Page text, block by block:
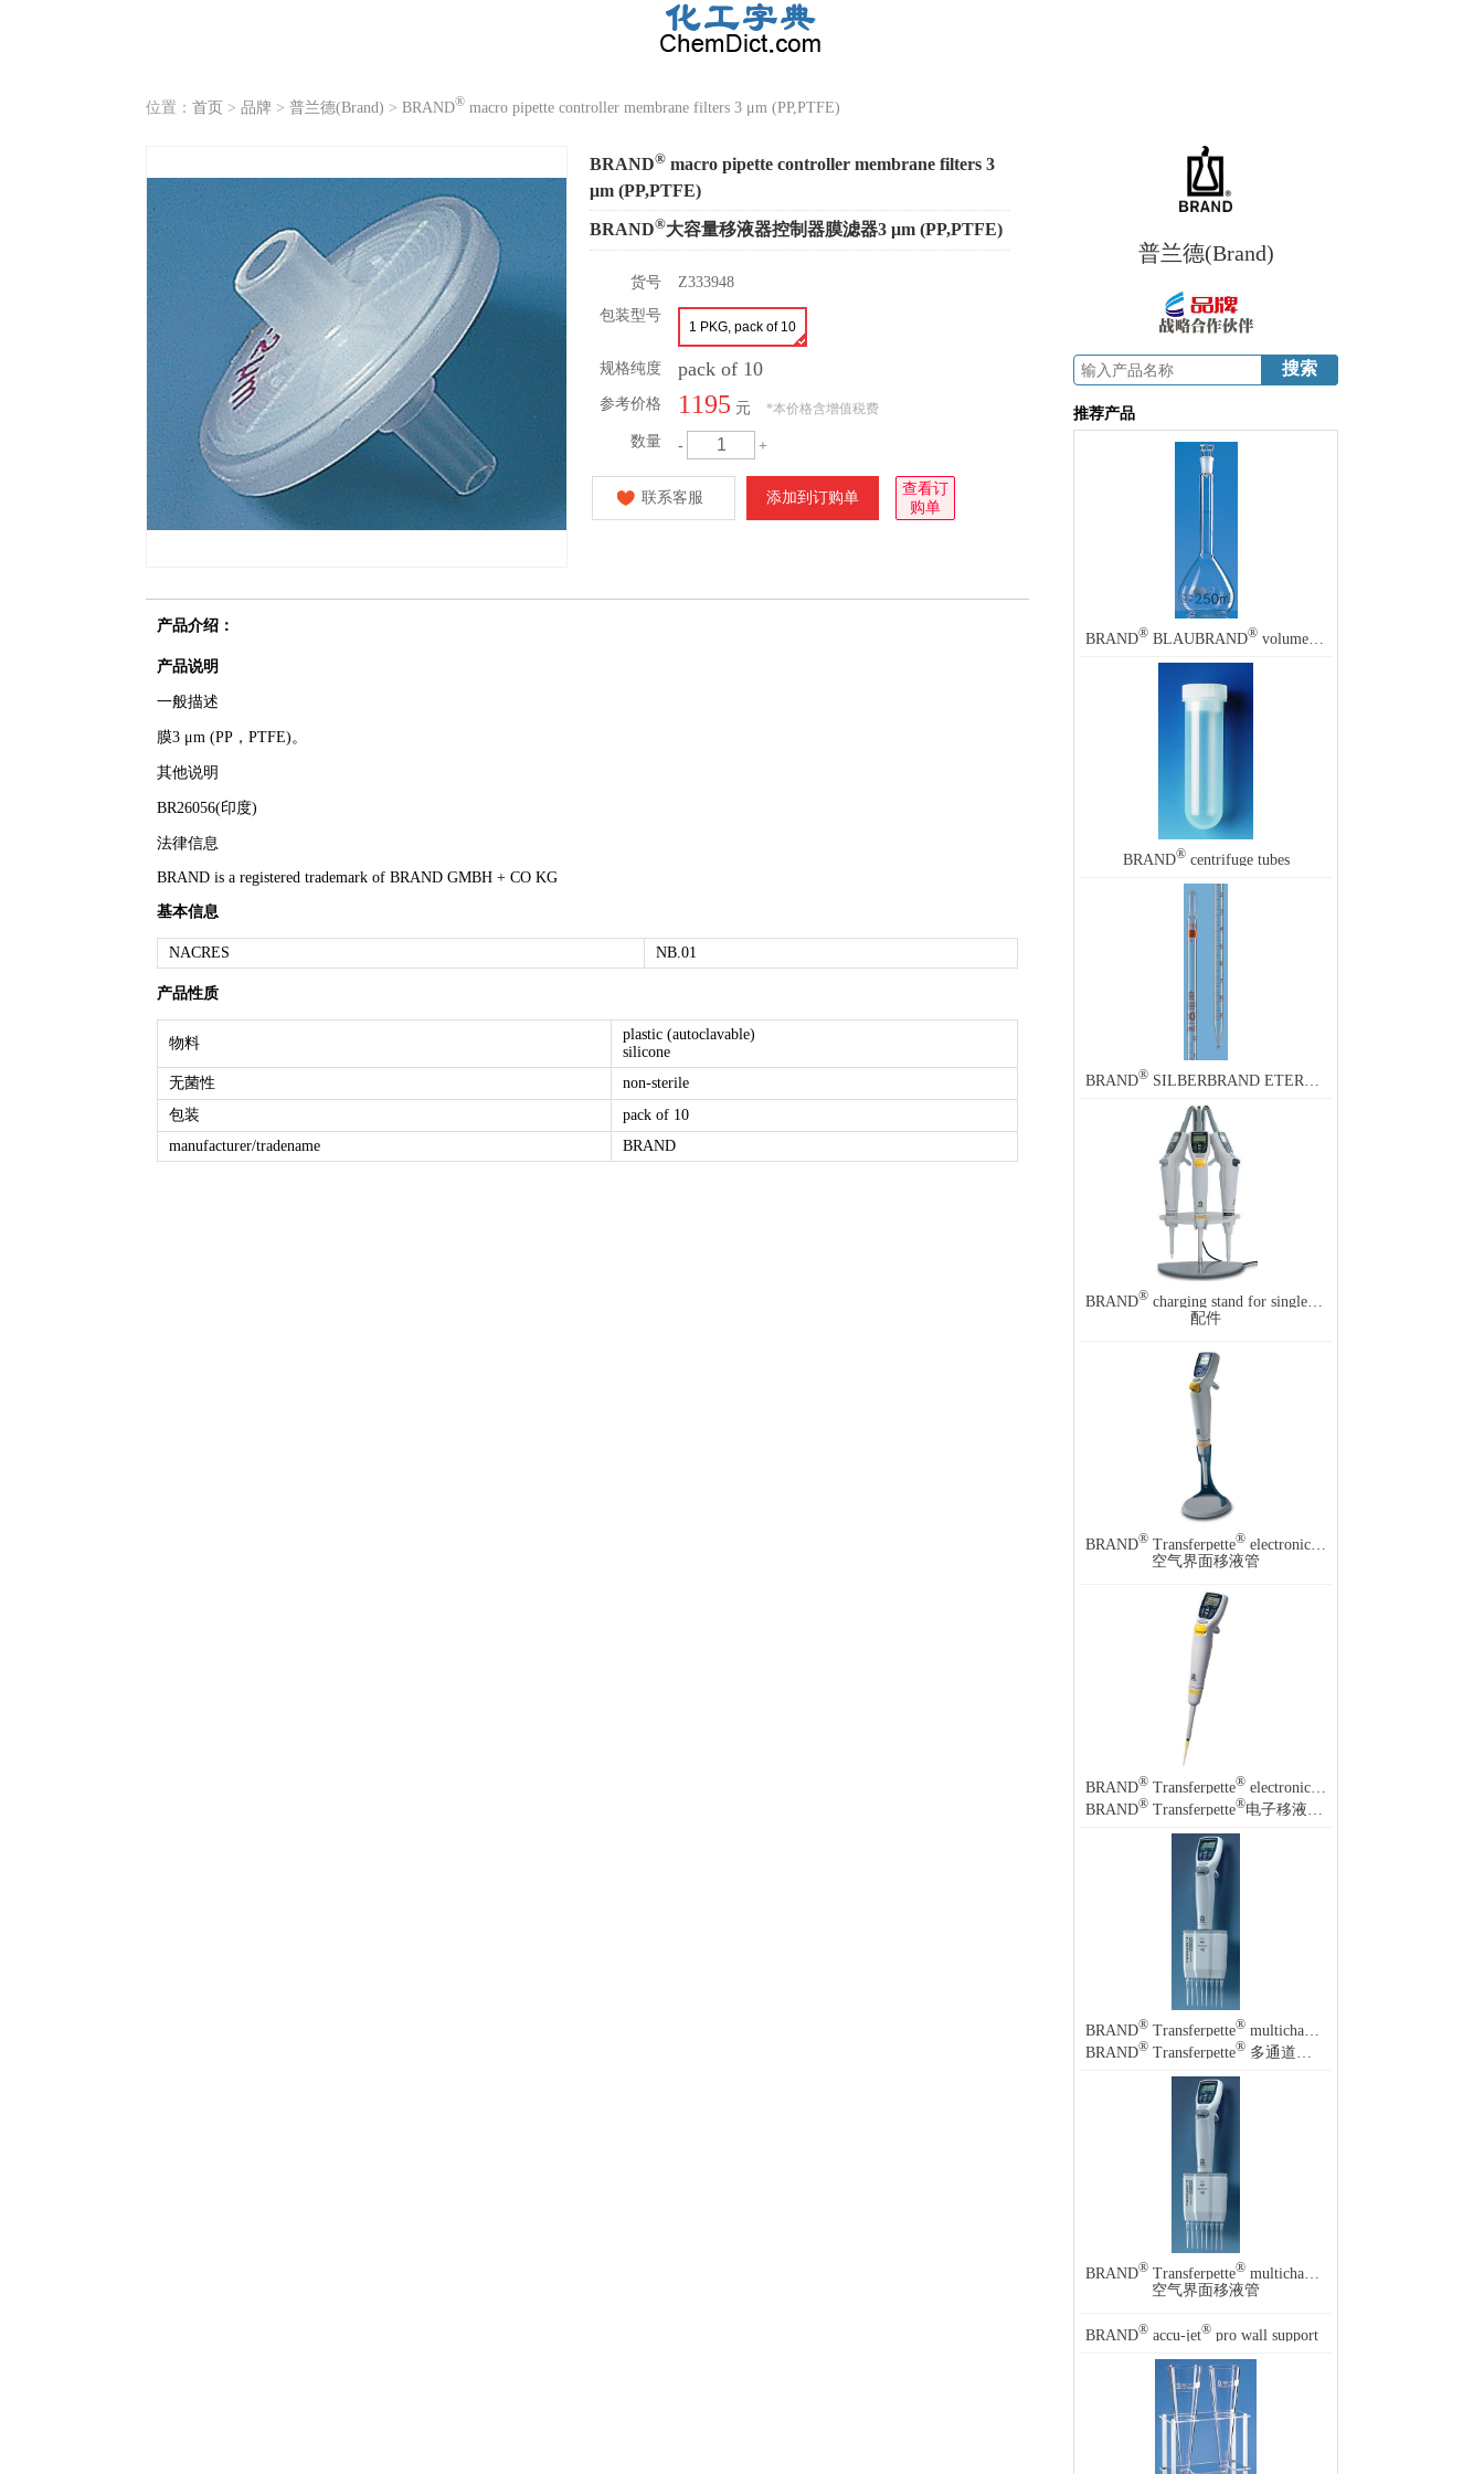
位置： 首页 > 品牌 > 普兰德(Brand) > BRAND® macro pipette controller membrane filters 3 μm (PP,PTFE)
BRAND® macro pipette controller membrane filters 3
μm (PP,PTFE)
BRAND®大容量移液器控制器膜滤器3 μm (PP,PTFE)
货号
Z333948
包装型号
1 PKG, pack of 10
规格纯度 pack of 10
参考价格 1195 元 *本价格含增值税费
数量 - +
联系客服 添加到订购单
查看订
购单
产品介绍：
产品说明
一般描述
膜3 μm (PP，PTFE)。
其他说明
BR26056(印度)
法律信息
BRAND is a registered trademark of BRAND GMBH + CO KG
基本信息
NACRES NB.01
产品性质
物料
plastic (autoclavable)
silicone
无菌性
non-sterile
包装
pack of 10
manufacturer/tradename
BRAND
普兰德(Brand)
推荐产品
BRAND® BLAUBRAND® volumetric flask, glass stopper, clear glass
BRAND®centrifuge tubes
BRAND® SILBERBRAND ETERNA graduated pipette, calibrated to deliver (TD, EX)
BRAND® charging stand for single-channel Transferpette
配件
BRAND® Transferpette® electronic pipette, single channel
空气界面移液管
BRAND® Transferpette® electronic pipette, single channel
BRAND® Transferpette®电子移液管，单通道
BRAND® Transferpette® multichannel, electronic pipette
BRAND® Transferpette® 多通道，电子移液管
BRAND® Transferpette® multichannel, electronic pipette
空气界面移液管
BRAND® accu-jet® pro wall support